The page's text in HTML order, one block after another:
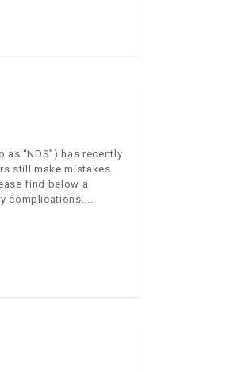
“NDS”) has recently
still make mistakes
find below a
complications.